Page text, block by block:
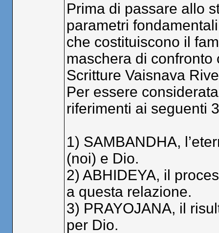
Prima di passare allo
parametri
che costituiscono il
maschera di
Scritture Vaisnava
Per essere
riferimenti ai seguenti
1) SAMBANDHA,
(noi) e Dio.
2) ABHIDEYA, il
a questa relazione.
3) PRAYOJANA, il
per Dio.